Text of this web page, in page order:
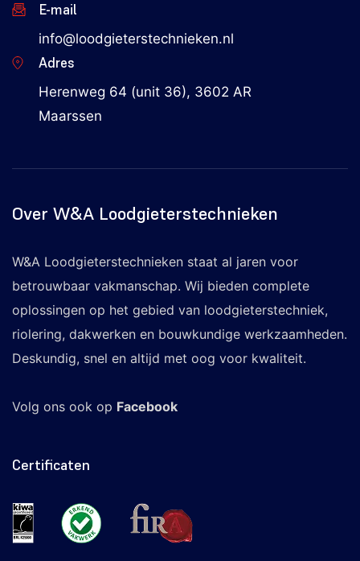
E-mail
info@loodgieterstechnieken.nl
Adres
Herenweg 64 (unit 36), 3602 AR
Maarssen
Over W&A Loodgieterstechnieken
W&A Loodgieterstechnieken staat al jaren voor
betrouwbaar vakmanschap. Wij bieden complete
oplossingen op het gebied van loodgieterstechniek,
riolering, dakwerken en bouwkundige werkzaamheden.
Deskundig, snel en altijd met oog voor kwaliteit.
Volg ons ook op Facebook
Certificaten